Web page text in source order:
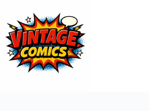
treści